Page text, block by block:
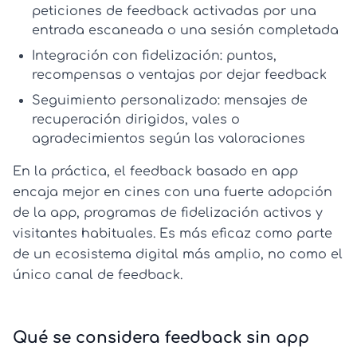
peticiones de feedback activadas por una
entrada escaneada o una sesión completada
Integración con fidelización: puntos,
recompensas o ventajas por dejar feedback
Seguimiento personalizado: mensajes de
recuperación dirigidos, vales o
agradecimientos según las valoraciones
En la práctica, el feedback basado en app
encaja mejor en cines con una fuerte adopción
de la app, programas de fidelización activos y
visitantes habituales. Es más eficaz como parte
de un ecosistema digital más amplio, no como el
único canal de feedback.
Qué se considera feedback sin app